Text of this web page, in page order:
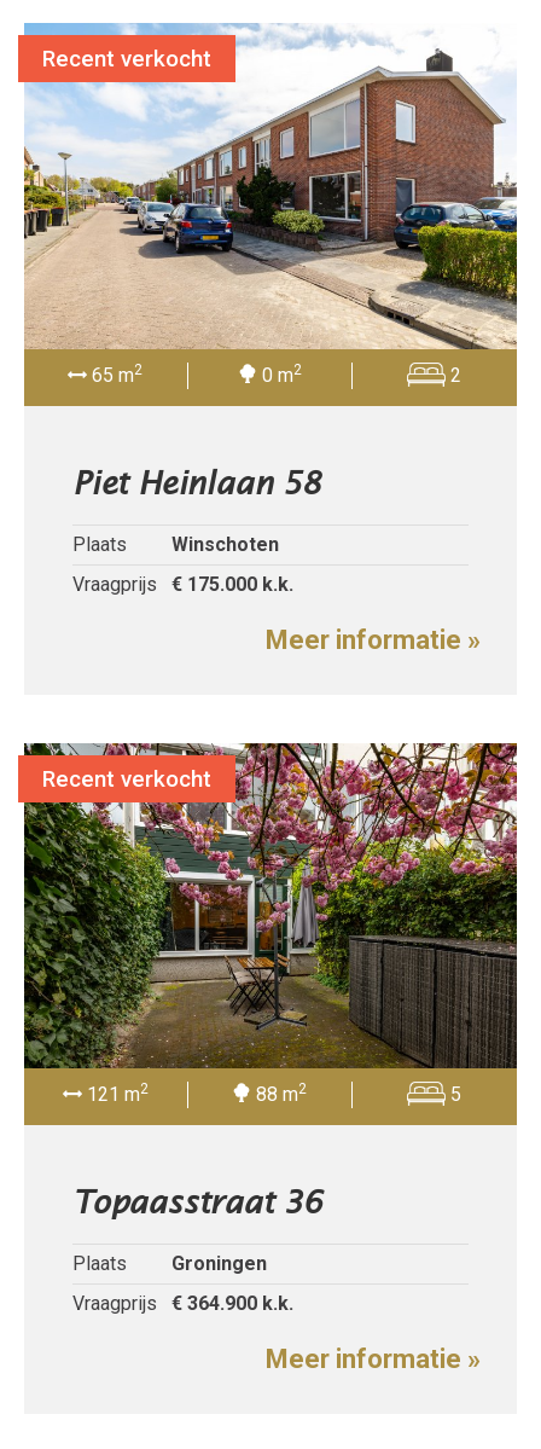
65 m2 0 m2 2
Piet Heinlaan 58
Plaats
Winschoten
Vraagprijs
€ 175.000 k.k.
Meer informatie »
Recent verkocht
121 m2 88 m2 5
Topaasstraat 36
Plaats
Groningen
Vraagprijs
€ 364.900 k.k.
Meer informatie »
Recent verkocht